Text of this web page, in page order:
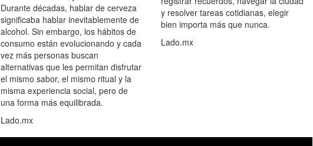
Durante décadas, hablar de cerveza
significaba hablar inevitablemente de
alcohol. Sin embargo, los hábitos de
consumo están evolucionando y cada
vez más personas buscan
alternativas que les permitan disfrutar
el mismo sabor, el mismo ritual y la
misma experiencia social, pero de
una forma más equilibrada.
Lado.mx
y resolver tareas cotidianas, elegir
bien importa más que nunca.
Lado.mx